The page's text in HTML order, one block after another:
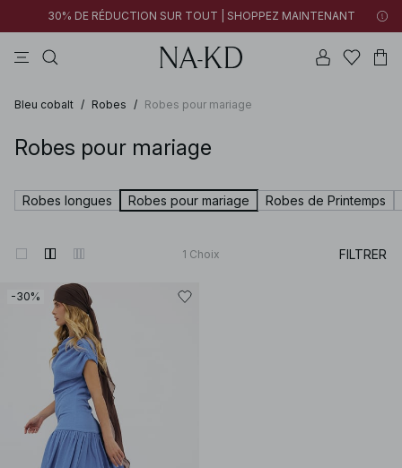
30% DE RÉDUCTION SUR TOUT | SHOPPEZ MAINTENANT
Bleu cobalt / Robes / Robes pour mariage
Robes pour mariage
Robes longues Robes pour mariage Robes de Printemps
1 Choix FILTRER
-30%